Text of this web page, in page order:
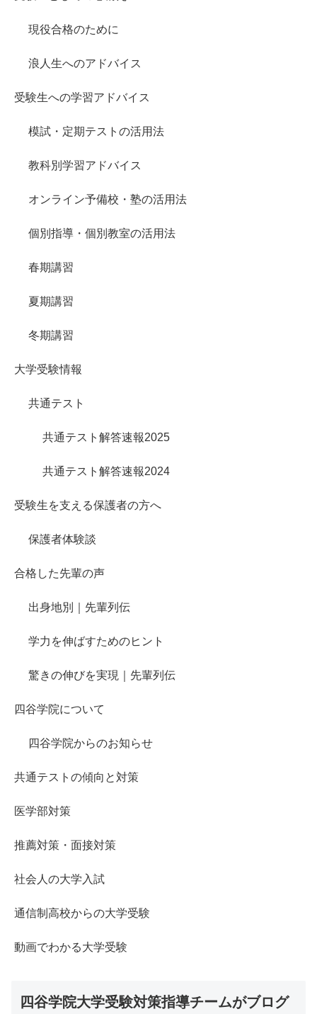
現役合格のために
浪人生へのアドバイス
受験生への学習アドバイス
模試・定期テストの活用法
教科別学習アドバイス
オンライン予備校・塾の活用法
個別指導・個別教室の活用法
春期講習
夏期講習
冬期講習
大学受験情報
共通テスト
共通テスト解答速報2025
共通テスト解答速報2024
受験生を支える保護者の方へ
保護者体験談
合格した先輩の声
出身地別｜先輩列伝
学力を伸ばすためのヒント
驚きの伸びを実現｜先輩列伝
四谷学院について
四谷学院からのお知らせ
共通テストの傾向と対策
医学部対策
推薦対策・面接対策
社会人の大学入試
通信制高校からの大学受験
動画でわかる大学受験
四谷学院大学受験対策指導チームがブログ